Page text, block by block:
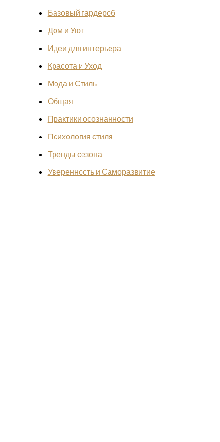
Базовый гардероб
Дом и Уют
Идеи для интерьера
Красота и Уход
Мода и Стиль
Общая
Практики осознанности
Психология стиля
Тренды сезона
Уверенность и Саморазвитие